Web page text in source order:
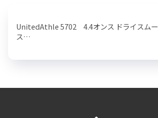
UnitedAthle 5702 4.4オンス ドライスムー
ス…